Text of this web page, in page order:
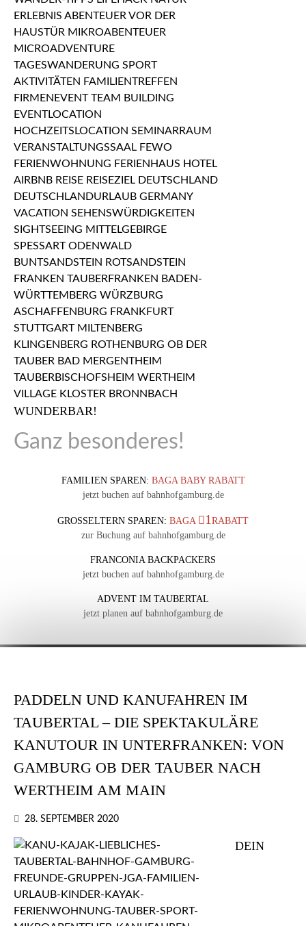
WUNDERBAR!
Ganz besonderes!
FAMILIEN SPAREN: BAGA BABY RABATT
jetzt buchen auf bahnhofgamburg.de
GROSSELTERN SPAREN: BAGA 1RABATT
zur Buchung auf bahnhofgamburg.de
FRANCONIA BACKPACKERS
jetzt buchen auf bahnhofgamburg.de
ADVENT IM TAUBERTAL
jetzt planen auf bahnhofgamburg.de
PADDELN UND KANUFAHREN IM
TAUBERTAL – DIE SPEKTAKULÄRE
KANUTOUR IN UNTERFRANKEN: VON
GAMBURG OB DER TAUBER NACH
WERTHEIM AM MAIN
28. SEPTEMBER 2020
DEIN